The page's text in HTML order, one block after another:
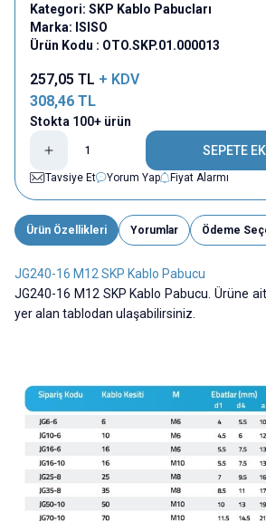
Kategori: SKP Kablo Pabucları
Marka: ISISO
Ürün Kodu : OTO.SKP.01.000013
257,05 TL + KDV
308,46 TL
Stokta 100+ ürün
SEPETE
Tavsiye Et
Yorum Yap Fiyat Alarmı
Ürün Özellikleri Yorumlar Ödeme
JG240-16 M12 SKP Kablo Pabucu
JG240-16 M12 SKP Kablo Pabucu. Ürüne
yer alan tablodan ulaşabilirsiniz.